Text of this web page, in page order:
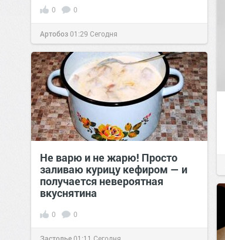
0 0
Артобоз01:29 Сегодня
Не варю и не жарю! Просто
заливаю курицу кефиром — и
получается невероятная
вкуснятина
0 0